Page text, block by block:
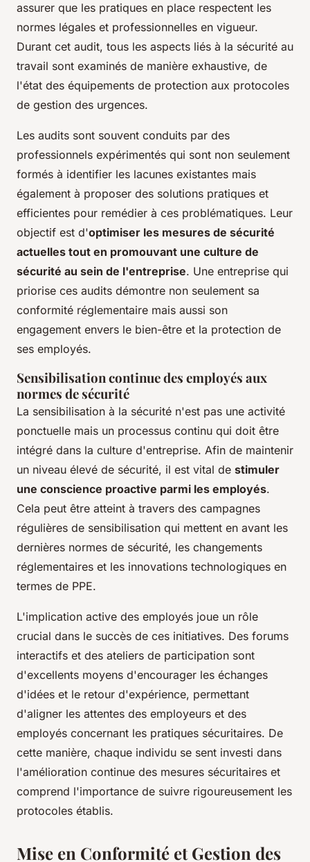
assurer que les pratiques en place respectent les
normes légales et professionnelles en vigueur.
Durant cet audit, tous les aspects liés à la sécurité au
travail sont examinés de manière exhaustive, de
l'état des équipements de protection aux protocoles
de gestion des urgences.
Les audits sont souvent conduits par des
professionnels expérimentés qui sont non seulement
formés à identifier les lacunes existantes mais
également à proposer des solutions pratiques et
efficientes pour remédier à ces problématiques. Leur
objectif est d'optimiser les mesures de sécurité
actuelles tout en promouvant une culture de
sécurité au sein de l'entreprise. Une entreprise qui
priorise ces audits démontre non seulement sa
conformité réglementaire mais aussi son
engagement envers le bien-être et la protection de
ses employés.
Sensibilisation continue des employés aux
normes de sécurité
La sensibilisation à la sécurité n'est pas une activité
ponctuelle mais un processus continu qui doit être
intégré dans la culture d'entreprise. Afin de maintenir
un niveau élevé de sécurité, il est vital de stimuler
une conscience proactive parmi les employés.
Cela peut être atteint à travers des campagnes
régulières de sensibilisation qui mettent en avant les
dernières normes de sécurité, les changements
réglementaires et les innovations technologiques en
termes de PPE.
L'implication active des employés joue un rôle
crucial dans le succès de ces initiatives. Des forums
interactifs et des ateliers de participation sont
d'excellents moyens d'encourager les échanges
d'idées et le retour d'expérience, permettant
d'aligner les attentes des employeurs et des
employés concernant les pratiques sécuritaires. De
cette manière, chaque individu se sent investi dans
l'amélioration continue des mesures sécuritaires et
comprend l'importance de suivre rigoureusement les
protocoles établis.
Mise en Conformité et Gestion des